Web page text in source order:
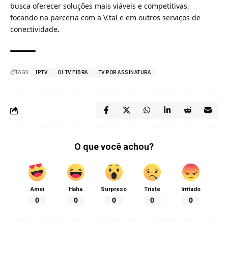
busca oferecer soluções mais viáveis e competitivas,
focando na parceria com a V.tal e em outros serviços de
conectividade.
TAGS: IPTV OI TV FIBRA TV POR ASSINATURA
O que você achou?
Amei
0
Haha
0
Surpreso
0
Triste
0
Irritado
0